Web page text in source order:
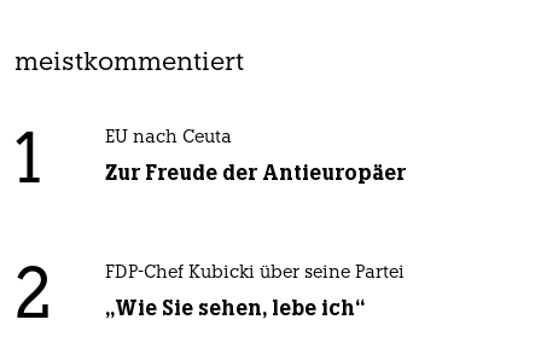
meistkommentiert
1 EU nach Ceuta
Zur Freude der Antieuropäer
2 FDP-Chef Kubicki über seine Partei
„Wie Sie sehen, lebe ich“